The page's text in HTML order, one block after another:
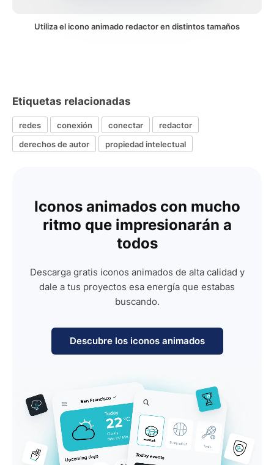
Utiliza el icono animado redactor en distintos tamaños
Etiquetas relacionadas
redes conexión conectar
redactor
derechos de autor
propiedad intelectual
Iconos animados con mucho
ritmo que impresionarán a
todos
Descarga gratis iconos animados de alta calidad y
dale a tus proyectos esa energía que estabas
buscando.
Descubre los iconos animados